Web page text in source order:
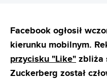
Facebook ogłosił
kierunku mobilnym.
przycisku "Like" zbliża
Zuckerberg został